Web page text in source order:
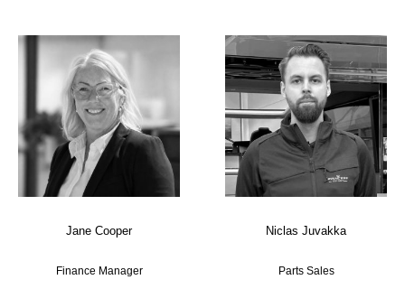
Jane Cooper
Finance Manager
Niclas Juvakka
Parts Sales